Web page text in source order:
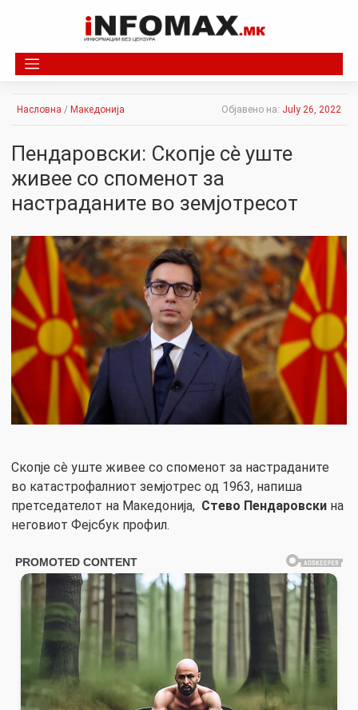
Насловна / Македонија Објавено на: July 26, 2022
Пендаровски: Скопје сè уште
живее со споменот за
настраданите во земјотресот
Скопје сè уште живее со споменот за настраданите
во катастрофалниот земјотрес од 1963, напиша
претседателот на Македонија, Стево Пендаровски на
неговиот Фејсбук профил.